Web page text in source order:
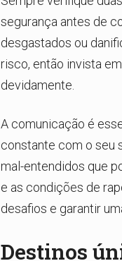
segurança antes de
desgastados ou
risco, então invista
devidamente.
A comunicação é
constante com o seu
mal-entendidos que
e as condições de
desafios e garantir
Destinos